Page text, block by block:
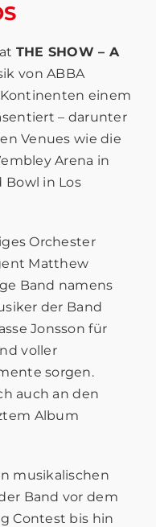
THE SHOW – A
von ABBA
einem
– darunter
Venues wie die
Arena in
Bowl in Los
Orchester
Matthew
Band namens
der Band
Jonsson für
voller
sorgen.
auch an den
Album
musikalischen
Band vor dem
Contest bis hin